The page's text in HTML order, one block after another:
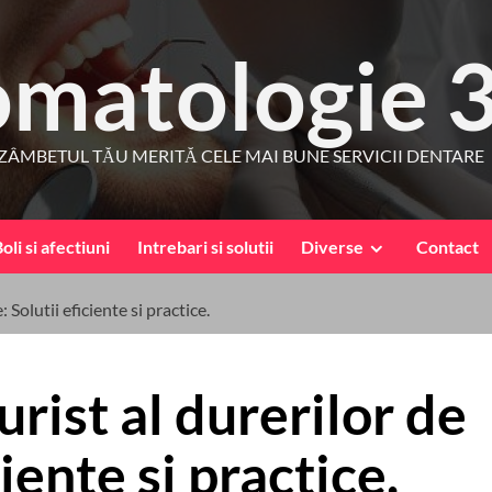
TĂU MERITĂ CELE MAI BUNE SERVICII DENTARE
si afectiuni Intrebari si solutii Diverse Contact
Solutii eficiente si practice.
al durerilor de
si practice.